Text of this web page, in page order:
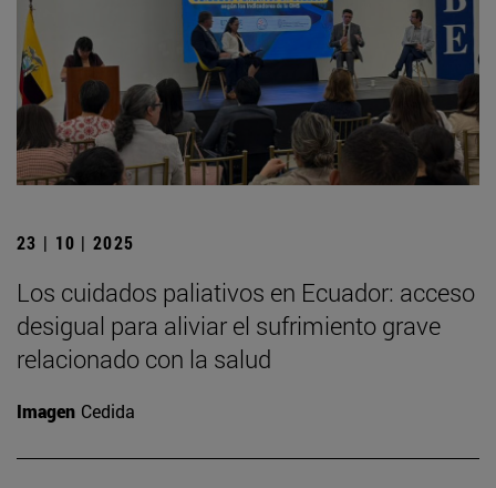
23 | 10 | 2025
Los cuidados paliativos en Ecuador: acceso
desigual para aliviar el sufrimiento grave
relacionado con la salud
Imagen Cedida